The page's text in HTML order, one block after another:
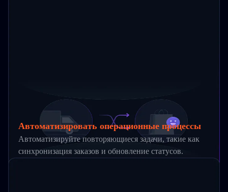
Автоматизировать операционные процессы
Автоматизируйте повторяющиеся задачи, такие как
синхронизация заказов и обновление статусов.